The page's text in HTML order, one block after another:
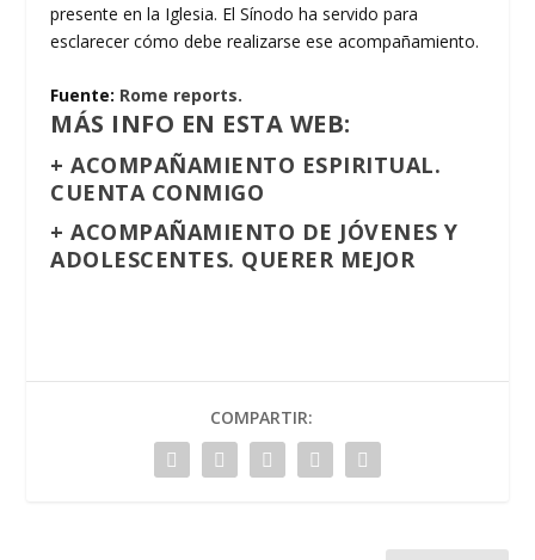
presente en la Iglesia. El Sínodo ha servido para
esclarecer cómo debe realizarse ese acompañamiento.
Fuente: Rome reports.
MÁS INFO EN ESTA WEB:
+ACOMPAÑAMIENTO ESPIRITUAL.
CUENTA CONMIGO
+ACOMPAÑAMIENTO DE JÓVENES Y
ADOLESCENTES. QUERER MEJOR
COMPARTIR: